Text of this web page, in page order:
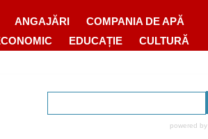
ANGAJĂRI
COMPANIA DE APĂ
EDUCAȚIE CULTURĂ
powered by